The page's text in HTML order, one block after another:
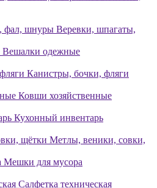
Веревки, шпагаты,
Вешалки одежные
Канистры, бочки, фляги
Ковши хозяйственные
Кухонный инвентарь
Метлы, веники, совки,
Мешки для мусора
Салфетка техническая